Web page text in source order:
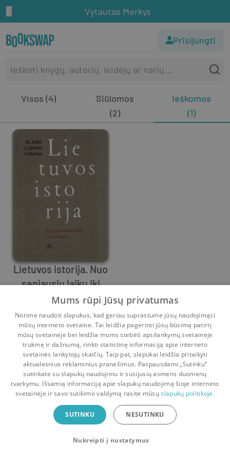
Vytautas Merkys
Prisijungti
Visos (4)
Siūlomos
(2)
Ieškomos
(1)
Lietuvos istorija. Nuo
seniausių laikų iki
1917 metų
Mečislovas Jučas,Ingė Lukšaitė ,Vytautas Merkys
Pradinis Krepšelis Pokalbiai Pranešimai Paskyra
Bookswap programėlė
Mainykis knygomis dar patogiau!
Uždaryti
Mums rūpi Jūsų privatumas
Norime naudoti slapukus, kad geriau suprastume jūsų naudojimąsi
mūsų interneto svetaine. Tai leidžia pagerinti jūsų būsimą patirtį
mūsų svetainėje bei leidžia mums stebėti apsilankymų svetainėje
trukmę ir dažnumą, rinkti statistinę informaciją apie interneto
svetainės lankytojų skaičių. Taip pat, slapukai leidžia pritaikyti
aktualesnius reklaminius pranešimus. Paspausdami „Sutinku“
sutinkate su slapukų naudojimu ir susijusių asmens duomenų
tvarkymu. Išsamią informaciją apie slapukų naudojimą šioje interneto
svetainėje ir savo sutikimo valdymą rasite mūsųslapukų politikoje.
SUTINKU NESUTINKU
Nukreipti į nustatymus